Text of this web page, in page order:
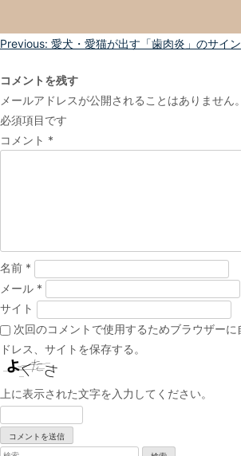
投
ナ
ビ
ゲ
ー
Previous: 愛犬・愛猫が出す「歯肉炎」のサイン
コメントを残す
メールアドレスが公開されることはありません。
必須項目です
コメント *
名前 *
メール *
サイト
次回のコメントで使用するためブラウザー
ドレス、サイトを保存する。
上に表示された文字を入力してください。
検